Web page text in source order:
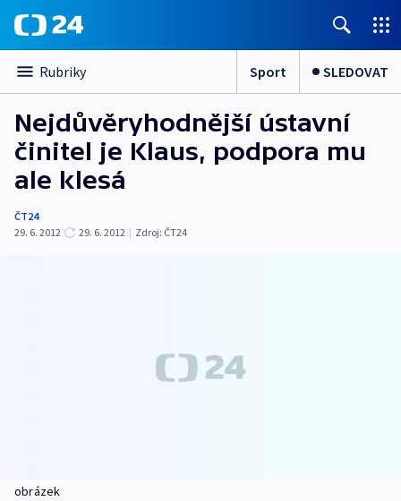
Rubriky Sport SLEDOVAT
Nejdůvěryhodnější ústavní
činitel je Klaus, podpora mu
ale klesá
ČT24
29. 6. 2012
29. 6. 2012 | Zdroj: ČT24
obrázek